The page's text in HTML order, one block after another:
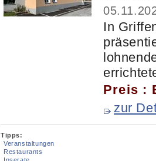
In
Preis :
zur
Tipps:
Veranstaltungen
Restaurants